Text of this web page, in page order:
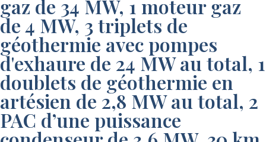
gaz de 34 MW, 1 moteur gaz
de 4 MW, 3 triplets de
géothermie avec pompes
d'exhaure de 24 MW au total, 1
doublets de géothermie en
artésien de 2,8 MW au total, 2
PAC d’une puissance